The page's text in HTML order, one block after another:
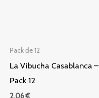
Pack de 12
La Vibucha Casablanca –
Pack 12